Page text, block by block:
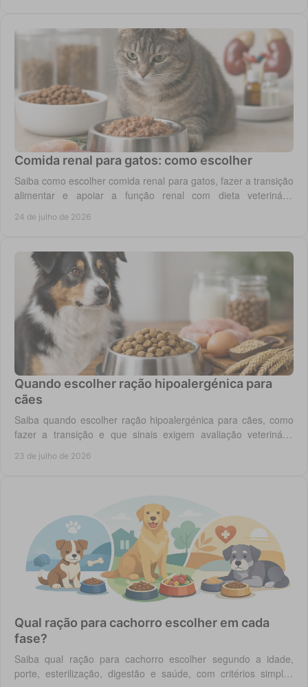
Comida renal para gatos: como escolher
Saiba como escolher comida renal para gatos, fazer a transição
alimentar e apoiar a função renal com dieta veterinária
24 de julho de 2026
Quando escolher ração hipoalergénica para
cães
Saiba quando escolher ração hipoalergénica para cães, como
fazer a transição e que sinais exigem avaliação veterinária
23 de julho de 2026
Qual ração para cachorro escolher em cada
fase?
Saiba qual ração para cachorro escolher segundo a idade,
porte, esterilização, digestão e saúde, com critérios simples